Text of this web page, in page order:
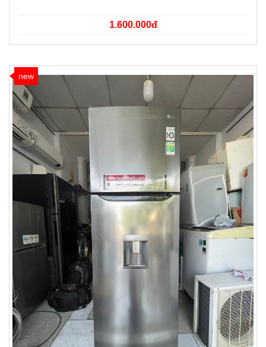
1.600.000đ
new